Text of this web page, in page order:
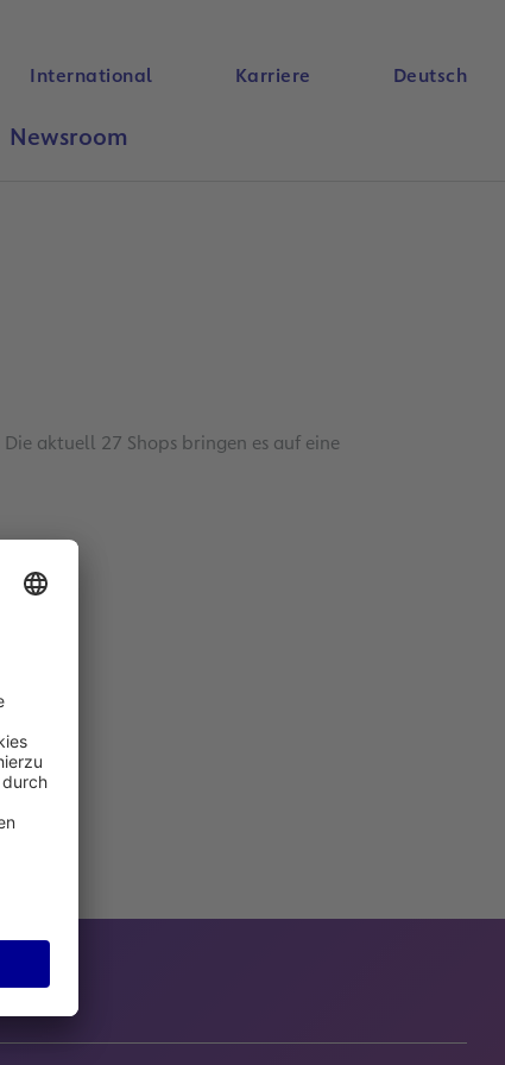
International Karriere Deutsch
Newsroom
aktuell 27 Shops bringen es auf eine